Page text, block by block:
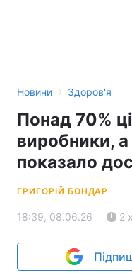
Новини › Здоров'я
Понад 70%
виробники,
показало
ГРИГОРІЙ БОНДАР
18:39, 08.06.26 2